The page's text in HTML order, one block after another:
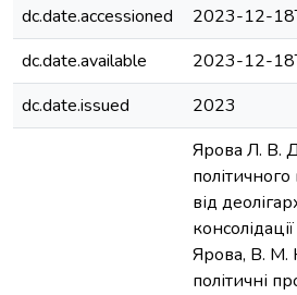
dc.date.accessioned
2023-12-
dc.date.available
2023-12-
dc.date.issued
2023
Ярова Л. В.
від
Ярова, В. М.
політичні